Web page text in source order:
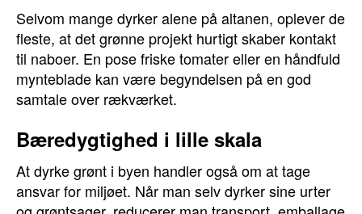
Selvom mange dyrker alene på altanen, oplever de
fleste, at det grønne projekt hurtigt skaber kontakt
til naboer. En pose friske tomater eller en håndfuld
mynteblade kan være begyndelsen på en god
samtale over rækværket.
Bæredygtighed i lille skala
At dyrke grønt i byen handler også om at tage
ansvar for miljøet. Når man selv dyrker sine urter